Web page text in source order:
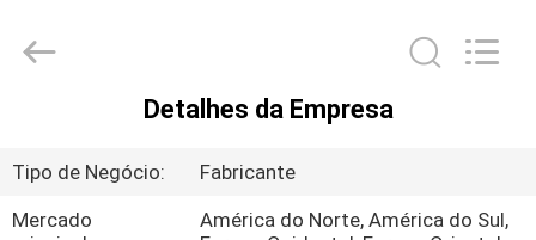
CASA
MACHINERY
Detalhes da Empresa
Tipo de Negócio:
Fabricante
Mercado
América do Norte, América do Sul,